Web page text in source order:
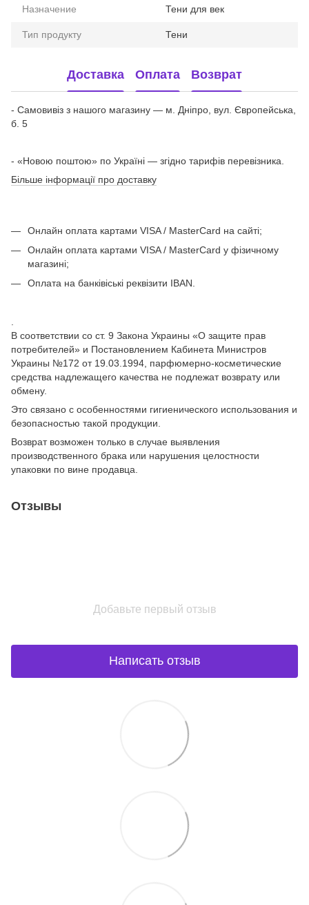
Назначение Тени для век
Тип продукту Тени
Доставка Оплата Возврат
- Самовивіз з нашого магазину — м. Дніпро, вул. Європейська,
б. 5
- «Новою поштою» по Україні — згідно тарифів перевізника.
Більше інформації про доставку
Онлайн оплата картами VISA / MasterCard на сайті;
Онлайн оплата картами VISA / MasterCard у фізичному
магазині;
Оплата на банківіські реквізити IBAN.
В соответствии со ст. 9 Закона Украины «О защите прав
потребителей» и Постановлением Кабинета Министров
Украины №172 от 19.03.1994, парфюмерно-косметические
средства надлежащего качества не подлежат возврату или
обмену.
Это связано с особенностями гигиенического использования и
безопасностью такой продукции.
Возврат возможен только в случае выявления
производственного брака или нарушения целостности
упаковки по вине продавца.
Отзывы
Добавьте первый отзыв
Написать отзыв